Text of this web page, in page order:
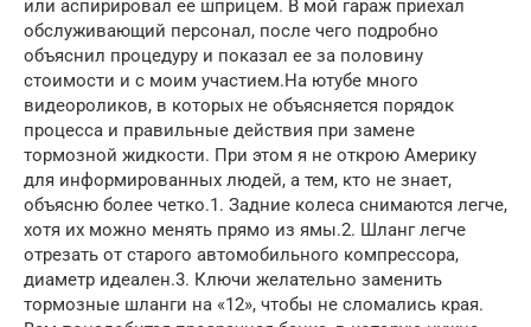
или аспирировал ее шприцем. В мой гараж приехал
обслуживающий персонал, после чего подробно
объяснил процедуру и показал ее за половину
стоимости и с моим участием.На ютубе много
видеороликов, в которых не объясняется порядок
процесса и правильные действия при замене
тормозной жидкости. При этом я не открою Америку
для информированных людей, а тем, кто не знает,
объясню более четко.1. Задние колеса снимаются легче,
хотя их можно менять прямо из ямы.2. Шланг легче
отрезать от старого автомобильного компрессора,
диаметр идеален.3. Ключи желательно заменить
тормозные шланги на «12», чтобы не сломались края.